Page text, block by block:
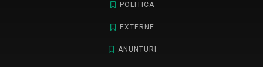
POLITICA
EXTERNE
ANUNTURI